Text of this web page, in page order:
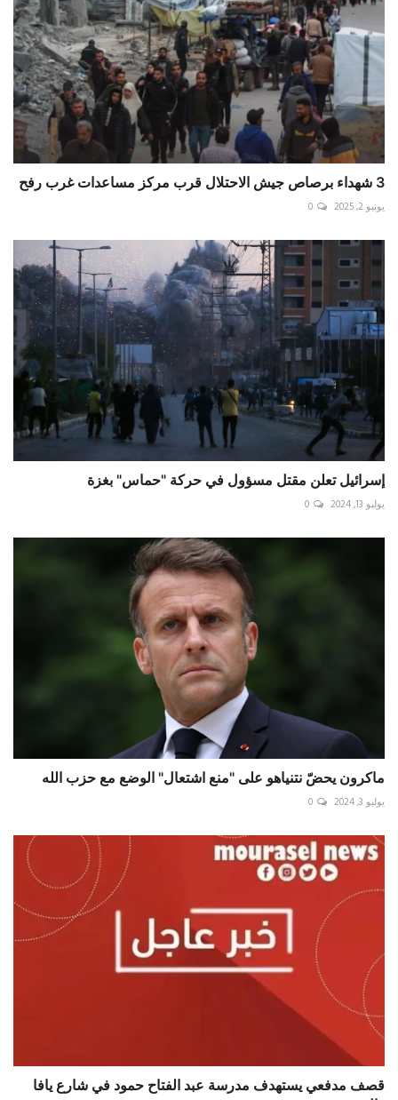
3 شهداء برصاص جيش الاحتلال قرب مركز مساعدات غرب رفح
يونيو 2, 2025 0
إسرائيل تعلن مقتل مسؤول في حركة "حماس" بغزة
يوليو 13, 2024 0
ماكرون يحضّ نتنياهو على "منع اشتعال" الوضع مع حزب الله
يوليو 3, 2024 0
قصف مدفعي يستهدف مدرسة عبد الفتاح حمود في شارع يافا